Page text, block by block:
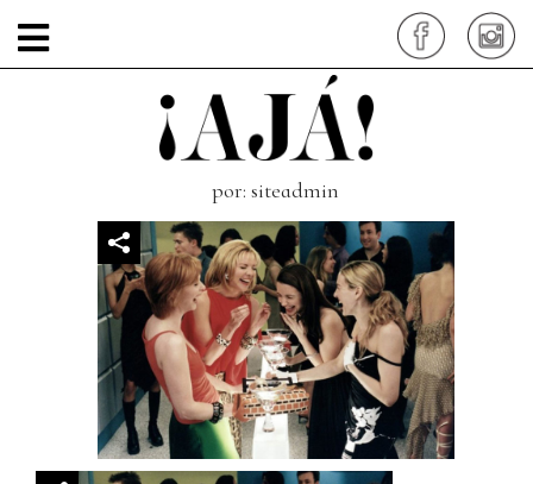
sex-and-the-city-
mujeres
por: siteadmin